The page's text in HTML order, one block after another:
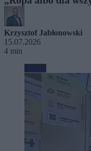
Krzysztof Jabłonowski
15.07.2026
4 min
Biznes